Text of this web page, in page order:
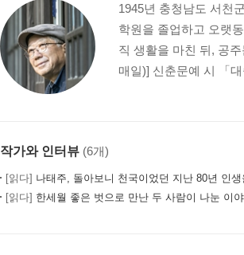
1945년 충청남도 서천
학원을 졸업하고 오랫
직 생활을 마친 뒤, 공
매일)] 신춘문예 시 「
작가와 인터뷰 (6개)
[읽다] 나태주, 돌아보니 천국이었던 지난 80년 인
[읽다] 한세월 좋은 벗으로 만난 두 사람이 나눈 이